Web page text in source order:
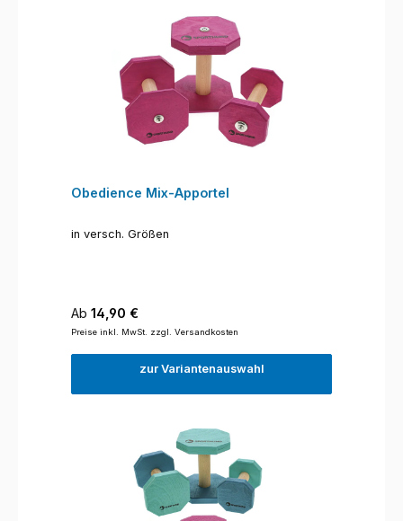
Obedience Mix-Apportel
in versch. Größen
Regulärer Preis:
Ab 14,90 €
Preise inkl. MwSt. zzgl. Versandkosten
zur Variantenauswahl